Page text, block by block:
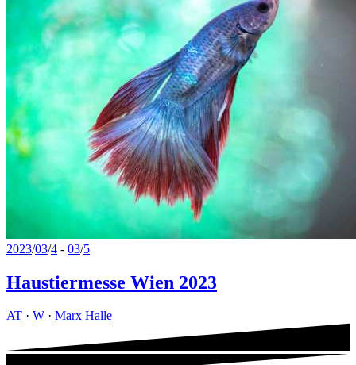
2023/03/4 - 03/5
Haustiermesse Wien 2023
AT · W · Marx Halle